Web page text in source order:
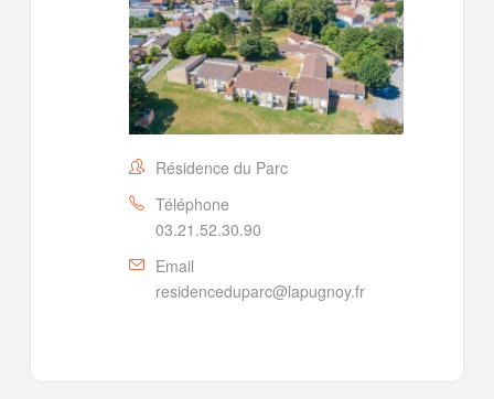
Résidence du Parc
Téléphone
03.21.52.30.90
Email
residenceduparc@lapugnoy.fr